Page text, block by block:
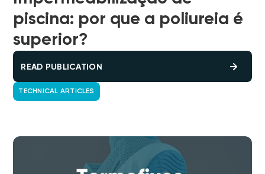
piscina: por que a poliureia é
superior?
READ PUBLICATION
TECHNICAL ARTICLES